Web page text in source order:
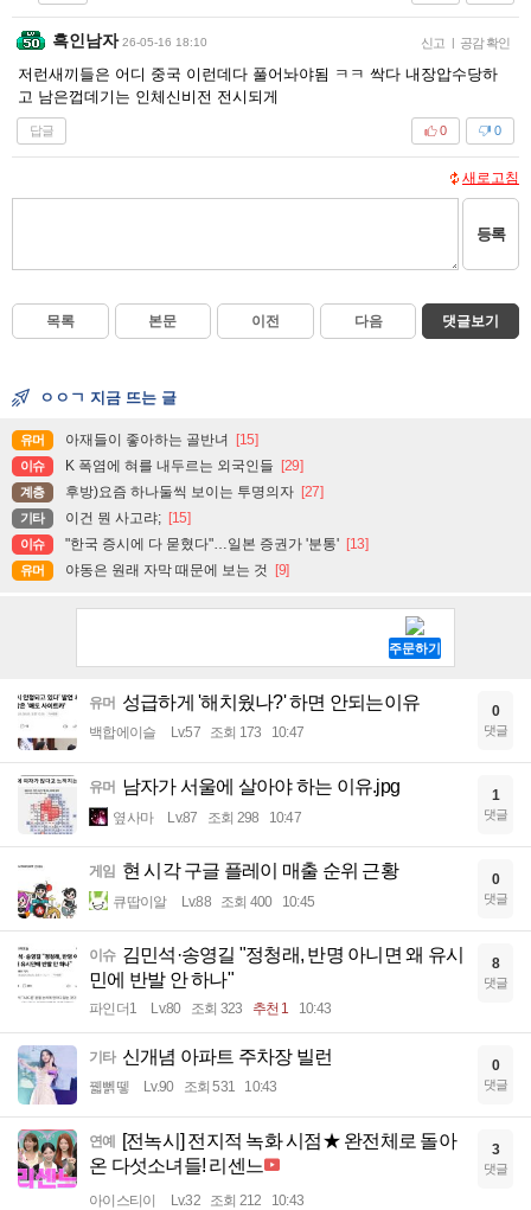
흑인남자 26-05-16 18:10 신고 | 공감 확인
저런새끼들은 어디 중국 이런데다 풀어놔야됨 ㅋㅋ 싹다 내장압수당하
고 남은껍데기는 인체신비전 전시되게
답글 0
0
새로고침
등록
목록 본문 이전 다음 댓글보기
ㅇㅇㄱ 지금 뜨는 글
유머 아재들이 좋아하는 골반녀 [15]
이슈 K 폭염에 혀를 내두르는 외국인들 [29]
계층 후방)요즘 하나둘씩 보이는 투명의자 [27]
기타 이건 뭔 사고랴; [15]
이슈 "한국 증시에 다 묻혔다"…일본 증권가 '분통' [13]
유머 야동은 원래 자막 때문에 보는 것 [9]
유머 성급하게 '해치웠나?' 하면 안되는이유
백합에이슬 Lv.57 조회 173 10:47
0
댓글
유머 남자가 서울에 살아야 하는 이유.jpg
옆사마 Lv.87 조회 298 10:47
1
댓글
게임 현 시각 구글 플레이 매출 순위 근황
큐땁이알 Lv.88 조회 400 10:45
0
댓글
이슈 김민석·송영길 "정청래, 반명 아니면 왜 유시
민에 반발 안 하나"
파인더1 Lv.80 조회 323 추천 1 10:43
8
댓글
기타 신개념 아파트 주차장 빌런
꿻뻵뗗 Lv.90 조회 531 10:43
0
댓글
연예 [전녹시] 전지적 녹화 시점★ 완전체로 돌아
온 다섯소녀들! 리센느
아이스티이 Lv.32 조회 212 10:43
3
댓글